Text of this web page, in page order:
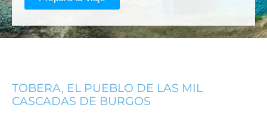
TOBERA, EL PUEBLO DE LAS MIL
CASCADAS DE BURGOS